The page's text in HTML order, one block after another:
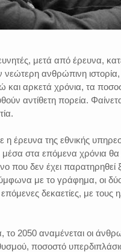
μετά από έρευνα,
ανθρώπινη ιστορία,
και αρκετά χρόνια, τα
αντίθετη πορεία.
έρευνα της εθνικής
στα επόμενα χρόνια θα
που δεν έχει
με το γράφημα, οι
επόμενες δεκαετίες, με
το 2050 αναμένεται οι
ποσοστό